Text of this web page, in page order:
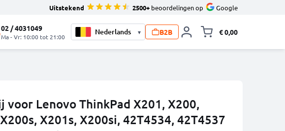
Uitstekend 2500+ beoordelingen op Google
02 / 4031049
Ma - Vr: 10:00 tot 21:00
▾ B2B € 0,00
voor Lenovo ThinkPad X201, X200,
X201s, X200si, 42T4534, 42T4537